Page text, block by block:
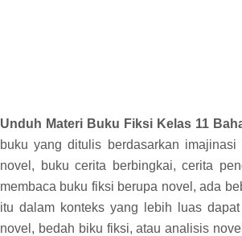
Unduh Materi Buku Fiksi Kelas 11
buku yang ditulis berdasarkan
novel, buku cerita berbingkai, cerita
membaca buku fiksi berupa novel, ada
itu dalam konteks yang lebih luas
novel, bedah biku fiksi, atau analisis